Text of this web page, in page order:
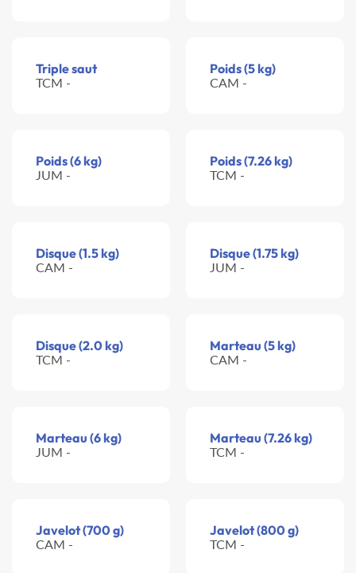
Triple saut
TCM -
Poids (5 kg)
CAM -
Poids (6 kg)
JUM -
Poids (7.26 kg)
TCM -
Disque (1.5 kg)
CAM -
Disque (1.75 kg)
JUM -
Disque (2.0 kg)
TCM -
Marteau (5 kg)
CAM -
Marteau (6 kg)
JUM -
Marteau (7.26 kg)
TCM -
Javelot (700 g)
CAM -
Javelot (800 g)
TCM -